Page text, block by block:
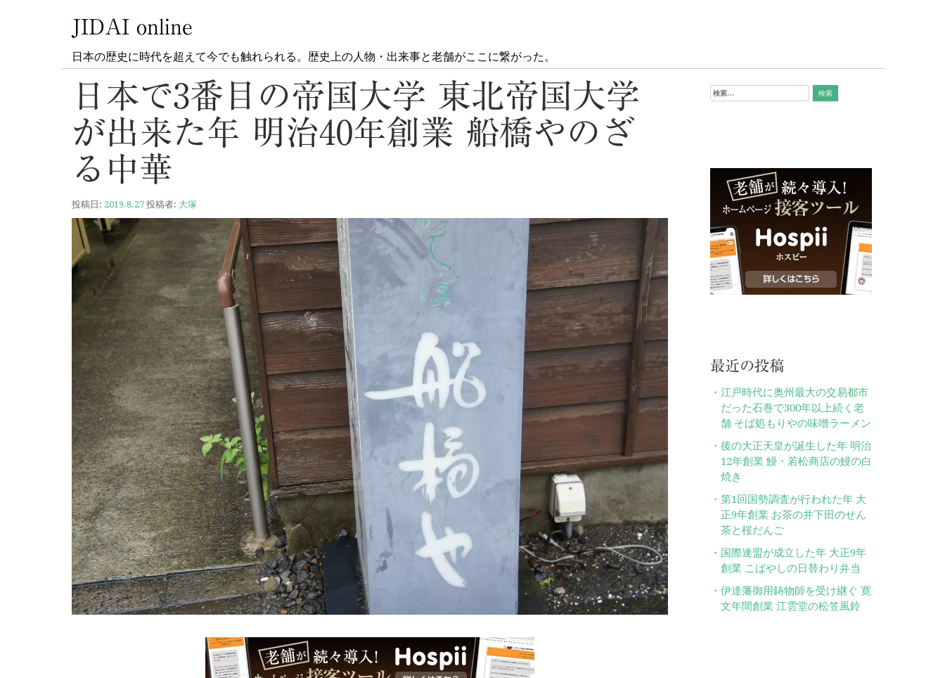
JIDAI online
日本の歴史に時代を超えて今でも触れられる。歴史上の人物・出来事と老舗がここに繋がった。
日本で3番目の帝国大学 東北帝国大学
が出来た年 明治40年創業 船橋やのざ
る中華
投稿日: 2019.8.27 投稿者: 大塚
検
最近の投稿
江戸時代に奥州最大の交易都市
だった石巻で300年以上続く老
舗 そば処もりやの味噌ラーメン
後の大正天皇が誕生した年 明治
12年創業 鰻・若松商店の鰻の白
焼き
第1回国勢調査が行われた年 大
正9年創業 お茶の井下田のせん
茶と桜だんご
国際連盟が成立した年 大正9年
創業 こばやしの日替わり弁当
伊達藩御用鋳物師を受け継ぐ 寛
文年間創業 江雲堂の松笠風鈴